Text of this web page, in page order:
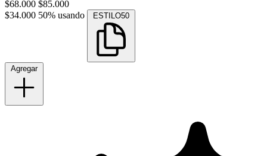
$68.000 $85.000
$34.000 50% usando ESTILO50
Agregar